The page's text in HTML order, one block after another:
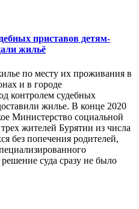
приставов детям-
жильё
по месту их проживания в
и в городе
контролем судебных
жилье. В конце 2020
Министерство социальной
жителей Бурятии из числа
без попечения родителей,
суда сразу не было